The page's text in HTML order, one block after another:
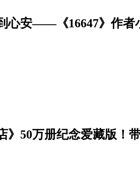
心安——《16647》作者
》50万册纪念爱藏版！